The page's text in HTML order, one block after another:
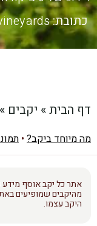
כתובת:kahanov vineyards / יקב כהנוב
דף הבית» יקבים »
מה מיוחד ביקב? •
אתר כל יקב אוסף מידע
מהיקבים שמופיעים
היקב עצמו.